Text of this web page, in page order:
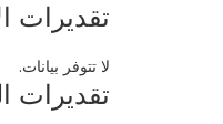
تقديرات
لا تتوفر بيانات.
تقديرات